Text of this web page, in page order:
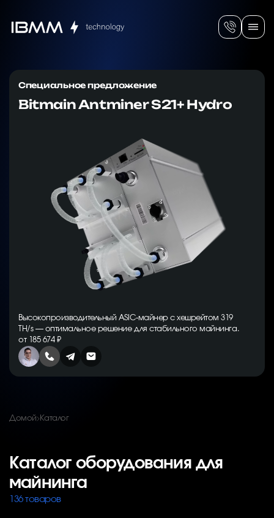
Специальное предложение
Bitmain Antminer S21+ Hydro
Высокопроизводительный ASIC-майнер с хешрейтом 319
TH/s — оптимальное решение для стабильного майнинга.
от 185 674 ₽
Домой Каталог
Каталог оборудования для
майнинга
136 товаров